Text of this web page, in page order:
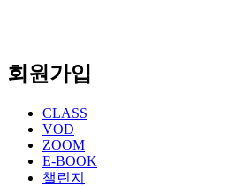
회원가입
CLASS
VOD
ZOOM
E-BOOK
챌린지